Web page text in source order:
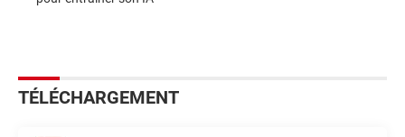
TÉLÉCHARGEMENT